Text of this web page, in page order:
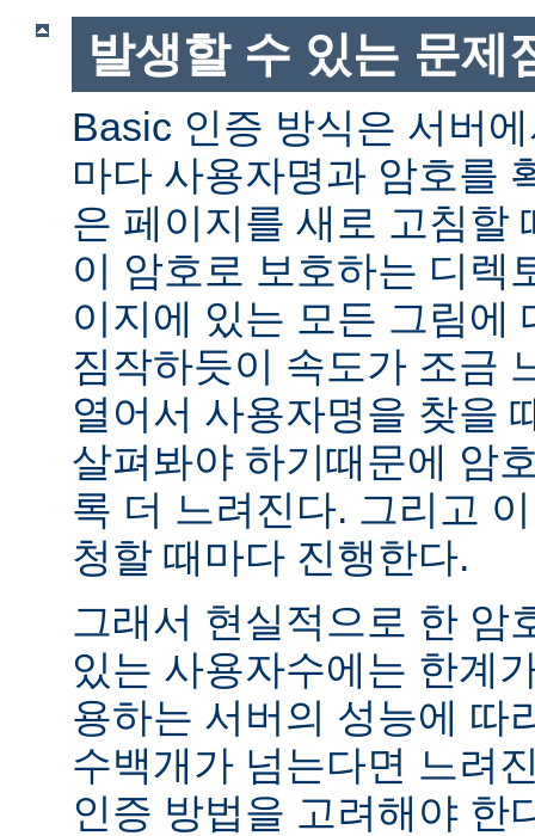
발생할 수 있는 문제
Basic 인증 방식은 서버
마다 사용자명과 암호를
은 페이지를 새로 고침할
이 암호로 보호하는 디렉
이지에 있는 모든 그림에
짐작하듯이 속도가 조금
열어서 사용자명을 찾을
살펴봐야 하기때문에 암
록 더 느려진다. 그리고
청할 때마다 진행한다.
그래서 현실적으로 한 암
있는 사용자수에는 한계
용하는 서버의 성능에 따
수백개가 넘는다면 느려
인증 방법을 고려해야 한